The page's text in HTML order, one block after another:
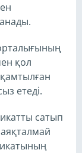
қол
етеді.
сатып